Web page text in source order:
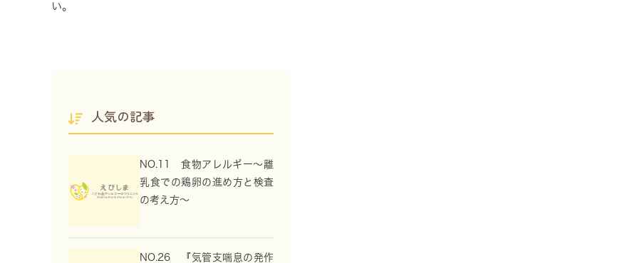
い。
人気の記事
NO.11 食物アレルギー～離
乳食での鶏卵の進め方と検査
の考え方～
NO.26 『気管支喘息の発作